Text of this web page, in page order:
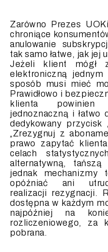
Zarówno Prezes
chroniące
anulowanie
tak samo łatwe, jak jej
Jeżeli klient mógł
elektroniczną
sposób musi mieć
Prawidłowo i
klienta powinien
jednoznaczną i łatwo
dedykowany przycisk
„Zrezygnuj z
prawo zapytać
celach
alternatywną,
jednak mechanizmy
opóźniać ani
realizacji rezygnacji.
dostępna w każdym
najpóźniej na
rozliczeniowego, za
pobrana.